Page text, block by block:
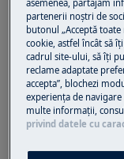
Folosiți
încălțăminte
Vă rugăm să
neprofesională
dacă nu este
Rafturi mobile
partenerii noștri de
butonul „Acceptă
cookie, astfel încât să
cadrul site-ului, să îţi
reclame adaptate
accepta”, blochezi
experienţa de
multe informaţii,
privind datele cu